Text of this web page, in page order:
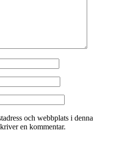
och webbplats i denna
en kommentar.